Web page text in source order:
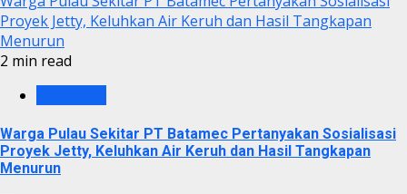
Proyek Jetty, Keluhkan Air Keruh dan Hasil Tangkapan
Menurun
2 min read
Warga Pulau Sekitar PT Batamec Pertanyakan Sosialisasi
Proyek Jetty, Keluhkan Air Keruh dan Hasil Tangkapan
Menurun